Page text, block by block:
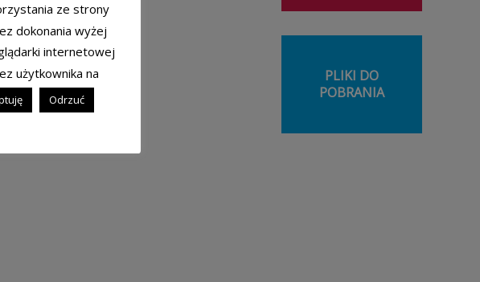
PLIKI DO
POBRANIA
ze strony
dokonania wyżej
internetowej
użytkownika na
Odrzuć